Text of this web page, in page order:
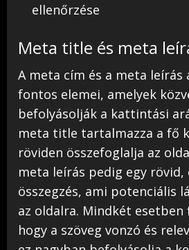
ellenőrzése
Meta title és meta
A meta cím és a meta leírás
fontos elemei, amelyek
befolyásolják a kattintási
meta title tartalmazza a fő
röviden összefoglalja az
meta leírás pedig egy
összegzés, ami potenciális
az oldalra. Mindkét
hogy a szöveg vonzó és